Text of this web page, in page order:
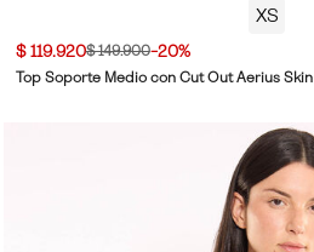
XS
$ 119.920$ 149.900-20%
Top Soporte Medio con Cut Out Aerius Skin